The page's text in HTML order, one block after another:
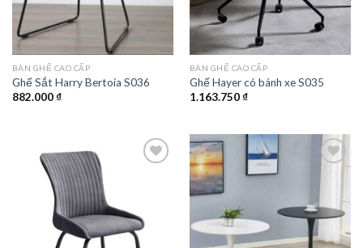
BÀN GHẾ CAO CẤP
Ghế Sắt Harry Bertoia S036
882.000₫
BÀN GHẾ CAO CẤP
Ghế Hayer có bánh xe S035
1.163.750₫
wishlist
Add to
wishlist